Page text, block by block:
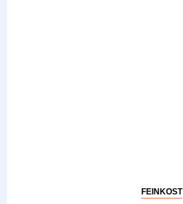
FEINKOST